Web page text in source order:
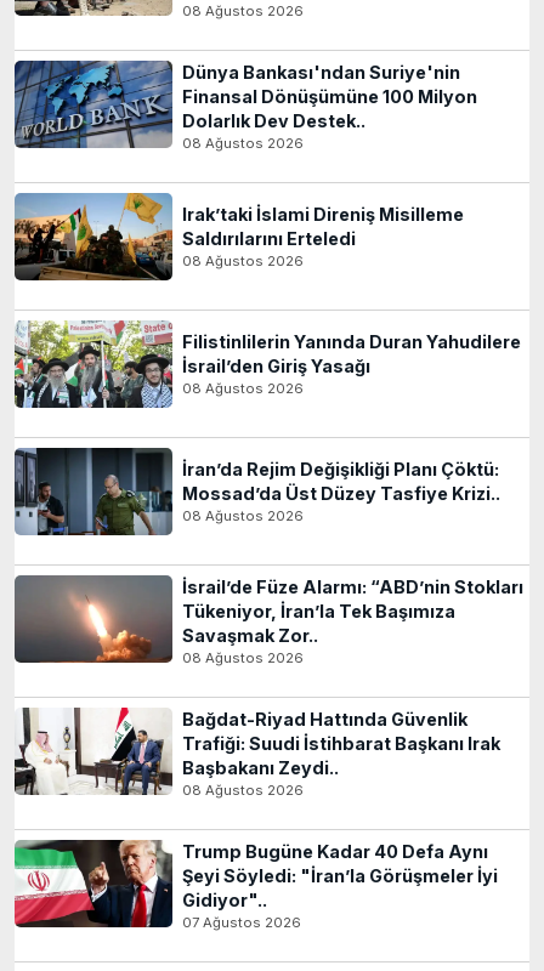
08 Ağustos 2026
Dünya Bankası'ndan Suriye'nin
Finansal Dönüşümüne 100 Milyon
Dolarlık Dev Destek..
08 Ağustos 2026
Irak’taki İslami Direniş Misilleme
Saldırılarını Erteledi
08 Ağustos 2026
Filistinlilerin Yanında Duran Yahudilere
İsrail’den Giriş Yasağı
08 Ağustos 2026
İran’da Rejim Değişikliği Planı Çöktü:
Mossad’da Üst Düzey Tasfiye Krizi..
08 Ağustos 2026
İsrail’de Füze Alarmı: “ABD’nin Stokları
Tükeniyor, İran’la Tek Başımıza
Savaşmak Zor..
08 Ağustos 2026
Bağdat-Riyad Hattında Güvenlik
Trafiği: Suudi İstihbarat Başkanı Irak
Başbakanı Zeydi..
08 Ağustos 2026
Trump Bugüne Kadar 40 Defa Aynı
Şeyi Söyledi: "İran’la Görüşmeler İyi
Gidiyor"..
07 Ağustos 2026